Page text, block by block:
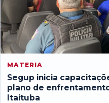
MATERIA
Segup inicia
plano de
Itaituba